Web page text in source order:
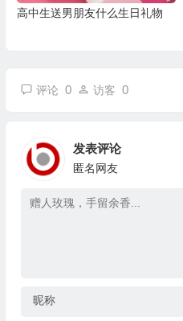
高中生送男朋友什么生日礼物
评论 0 访客 0
发表评论
匿名网友
昵称